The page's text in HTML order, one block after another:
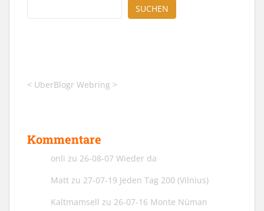
SUCHEN
< UberBlogr Webring >
Kommentare
onli zu 26-08-07 Wieder da
Matt zu 27-07-19 Jeden Tag 200 (Vilnius)
Kaltmamsell zu 26-07-16 Monte Nüman